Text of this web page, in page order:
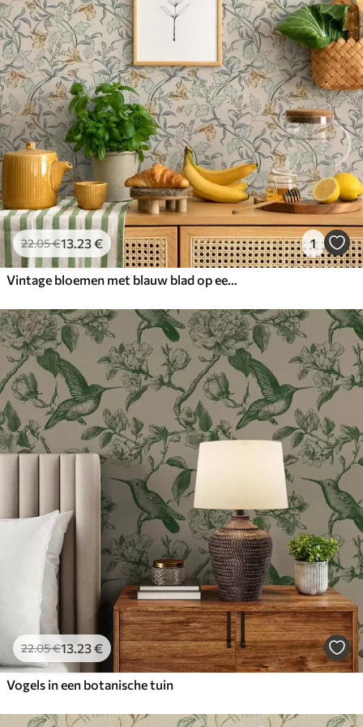
22.05€13.23€ 1
Vintage bloemen met blauw blad op een crèmekleurige achtergrond
22.05€13.23€
Vogels in een botanische tuin